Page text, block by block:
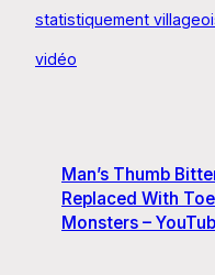
statistiquement
vidéo
Man’s Thumb
Replaced With
Monsters –